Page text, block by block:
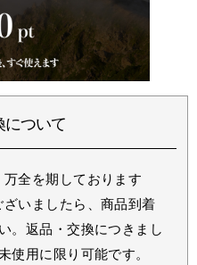
について
全を期しております
いましたら、商品到着
。返品・交換につきまし
使用に限り可能です。